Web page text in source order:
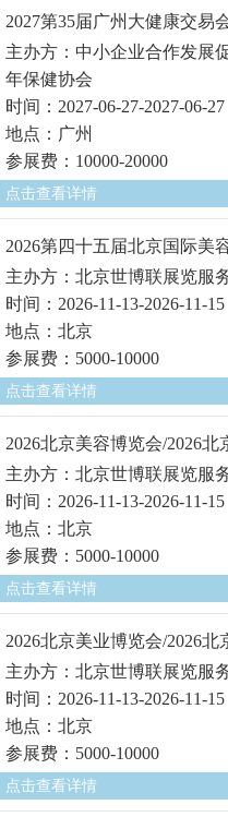
2027第35届广州大健康交易
主办方：中小企业合作发展
年保健协会
时间：2027-06-27-2027-06-27
地点：广州
参展费：10000-20000
点击查看详情
2026第四十五届北京国际美
主办方：北京世博联展览服
时间：2026-11-13-2026-11-15
地点：北京
参展费：5000-10000
点击查看详情
2026北京美容博览会/2026北
主办方：北京世博联展览服
时间：2026-11-13-2026-11-15
地点：北京
参展费：5000-10000
点击查看详情
2026北京美业博览会/2026北
主办方：北京世博联展览服
时间：2026-11-13-2026-11-15
地点：北京
参展费：5000-10000
点击查看详情